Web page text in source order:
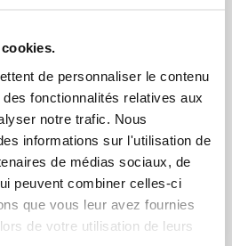
de personnaliser le contenu
fonctionnalités relatives aux
notre trafic. Nous
informations sur l'utilisation de
de médias sociaux, de
peuvent combiner celles-ci
que vous leur avez fournies
de votre utilisation de leurs
le
professionnels du
commerce extérieur
L’organe responsable des
examens de commerce
extérieur, composé de
Swissmem, de Commerce
Suisse et…
Article | 10.11.2025